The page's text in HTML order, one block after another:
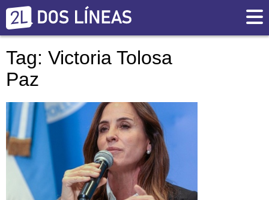
Tag: Victoria Tolosa
Paz